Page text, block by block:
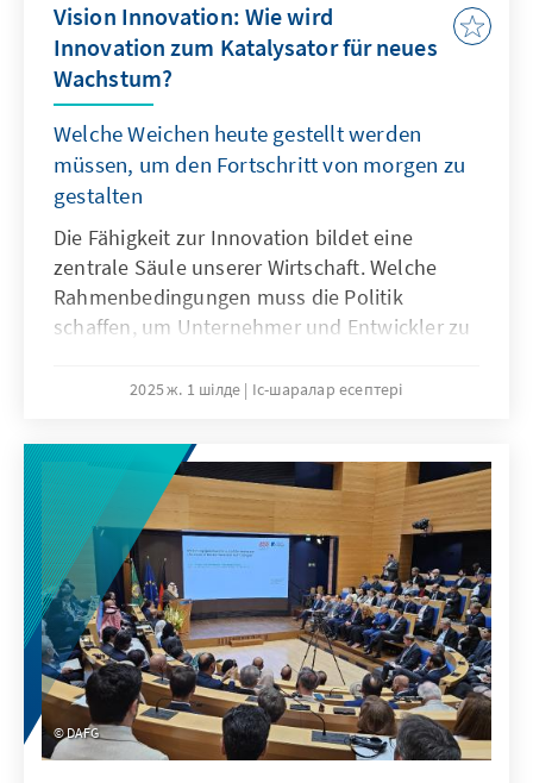
Vision Innovation: Wie wird
Innovation zum Katalysator für neues
Wachstum?
Welche Weichen heute gestellt werden
müssen, um den Fortschritt von morgen zu
gestalten
Die Fähigkeit zur Innovation bildet eine
zentrale Säule unserer Wirtschaft. Welche
Rahmenbedingungen muss die Politik
schaffen, um Unternehmer und Entwickler zu
Bevölkerung schneller angenommen? Wie
Innovationskonferenz Vision Innovation am
25. Juni 2025 in der Akademie der Konrad-
Adenauer-Stiftung in Berlin wurde mit
hochrangigen Gästen aus Politik, Wirtschaft
und Wissenschaft unter Beteiligung von
Kooperationspartnern diskutiert und
Aussteller präsentierten ihre innovativen
Projekte.
2025 ж. 1 шілде Іс-шаралар есептері
DAFG